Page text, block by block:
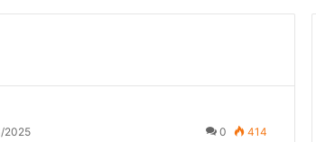
2025 0 414